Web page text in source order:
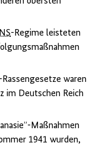
NS-Regime leisteten
-Rassengesetze waren
im Deutschen Reich
Maßnahmen
1941 wurden,